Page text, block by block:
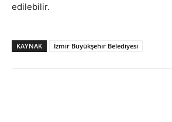
edilebilir.
KAYNAK İzmir Büyükşehir Belediyesi